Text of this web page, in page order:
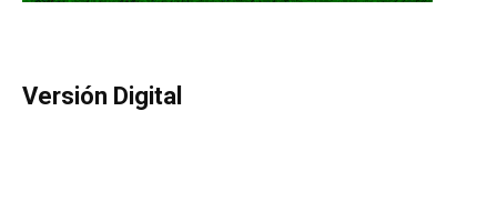
Versión Digital